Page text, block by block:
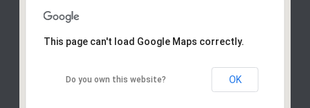
This page can't load Google Maps correctly.
Do you own this website? OK